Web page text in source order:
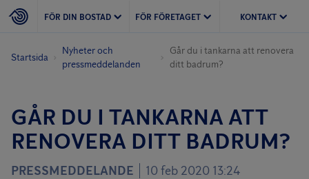
FÖR DIN BOSTAD FÖR FÖRETAGET KONTAKT
Startsida
Nyheter och
pressmeddelanden
Går du i tankarna att renovera
ditt badrum?
GÅR DU I TANKARNA ATT
RENOVERA DITT BADRUM?
PRESSMEDDELANDE 10 feb 2020 13:24